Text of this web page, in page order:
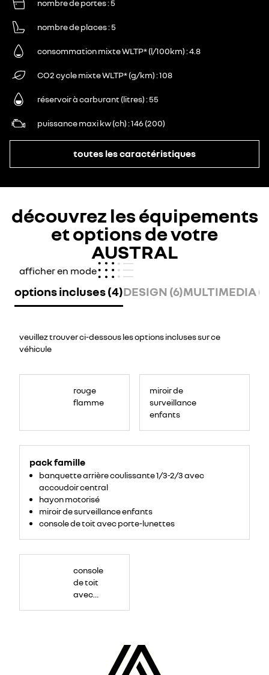
nombre de portes 5
nombre de places 5
consommation mixte WLTP* (l/100km) 4.8
CO2 cycle mixte WLTP* (g/km) 108
réservoir à carburant (litres) 55
puissance maxi kw (ch) 146 (200)
toutes les caractéristiques
découvrez les équipements
et options de votre
AUSTRAL
afficher en mode
options incluses (4)DESIGN (6)MULTIMEDIA
veuillez trouver ci-dessous les options incluses sur ce
véhicule
rouge
flamme
pack famille
banquette arrière coulissante 1/3-2/3 avec
accoudoir central
hayon motorisé
miroir de surveillance enfants
console de toit avec porte-lunettes
miroir de
surveillance
enfants
console
de toit
avec